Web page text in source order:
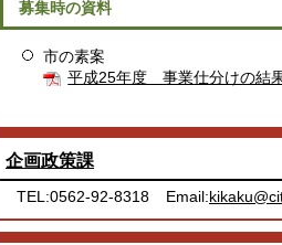
募集時の資料
市の素案
平成25年度 事業仕分けの結
企画政策課
TEL:0562-92-8318 Email: